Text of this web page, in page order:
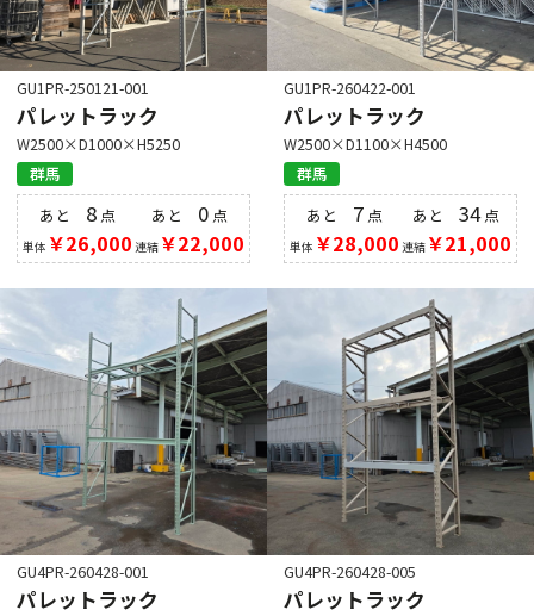
GU1PR-250121-001
パレットラック
W2500×D1000×H5250
群馬
あと 8 点
単体 ￥26,000
あと 0点
連結￥22,000
GU1PR-260422-001
パレットラック
W2500×D1100×H4500
群馬
あと 7 点
単体 ￥28,000
あと34点
連結￥21,000
GU4PR-260428-001
パレットラック
GU4PR-260428-005
パレットラック